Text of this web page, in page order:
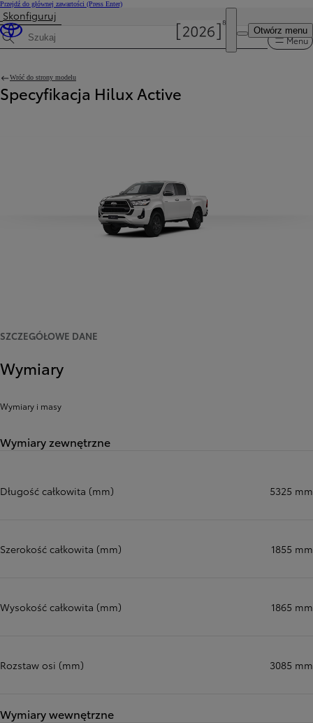
Przejdź do głównej zawartości (Press Enter)
Otwórz menu
Skonfiguruj
Wyszukaj dane techniczne Menu
Wróć do strony modelu
Specyfikacja Hilux Active
SZCZEGÓŁOWE DANE
Wymiary
Wymiary i masy
Wymiary zewnętrzne
Długość całkowita (mm) 5325 mm
Szerokość całkowita (mm) 1855 mm
Wysokość całkowita (mm) 1865 mm
Rozstaw osi (mm) 3085 mm
Wymiary wewnętrzne